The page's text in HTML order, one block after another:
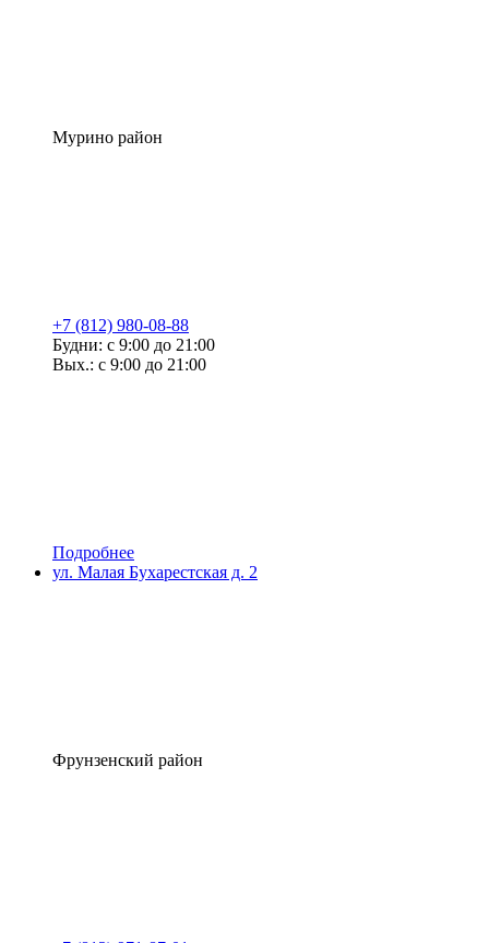
Мурино район
+7 (812) 980-08-88
Будни: с 9:00 до 21:00
Вых.: с 9:00 до 21:00
Подробнее
ул. Малая Бухарестская д. 2
Фрунзенский район